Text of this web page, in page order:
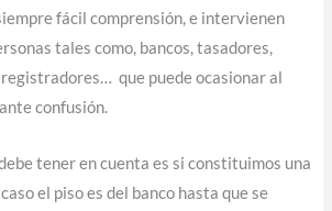
fácil comprensión, e intervienen
tales como, bancos, tasadores,
que puede ocasionar al
confusión.
tener en cuenta es si constituimos una
el piso es del banco hasta que se